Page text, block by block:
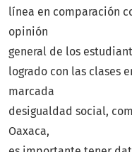
línea en comparación
opinión
general de los
logrado con las clases
marcada
desigualdad social,
Oaxaca,